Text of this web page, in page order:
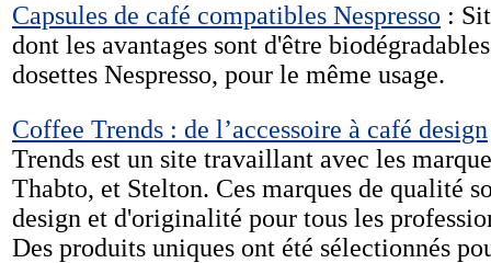
Capsules de café compatibles Nespresso :
dont les avantages sont d'être
dosettes Nespresso, pour le même usage.
Coffee Trends : de l’accessoire à café design
Trends est un site travaillant avec les
Thabto, et Stelton. Ces marques de qualité
design et d'originalité pour tous les
Des produits uniques ont été sélectionnés